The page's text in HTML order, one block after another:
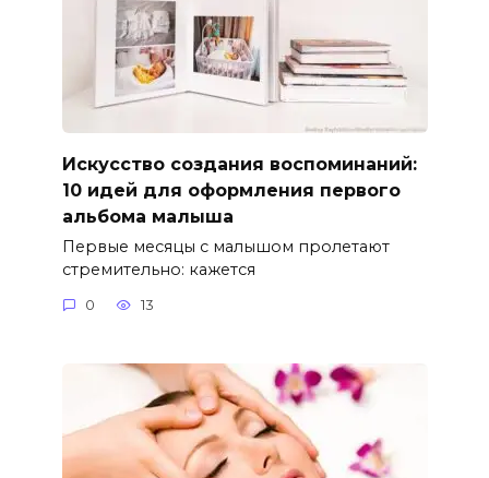
Искусство создания воспоминаний:
10 идей для оформления первого
альбома малыша
Первые месяцы с малышом пролетают
стремительно: кажется
0 13